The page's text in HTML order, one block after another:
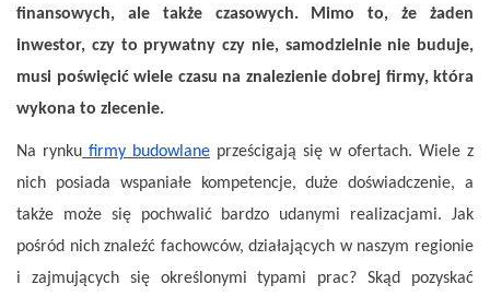
finansowych, ale także czasowych. Mimo to, że żaden
inwestor, czy to prywatny czy nie, samodzielnie nie buduje,
musi poświęcić wiele czasu na znalezienie dobrej firmy, która
wykona to zlecenie.
Na rynku firmy budowlane prześcigają się w ofertach. Wiele z
nich posiada wspaniałe kompetencje, duże doświadczenie, a
także może się pochwalić bardzo udanymi realizacjami. Jak
pośród nich znaleźć fachowców, działających w naszym regionie
i zajmujących się określonymi typami prac? Skąd pozyskać